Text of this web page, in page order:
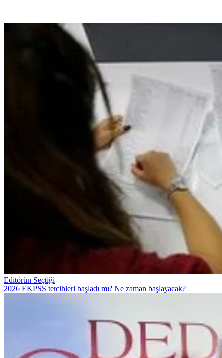
Editörün Seçtiği
2026 EKPSS tercihleri başladı mı? Ne zaman başlayacak?